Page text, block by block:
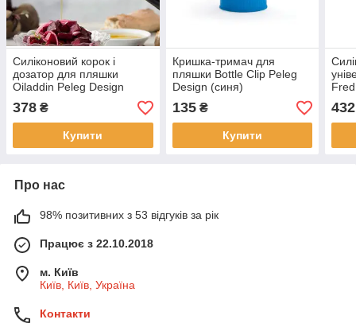
Силіконовий корок і
дозатор для пляшки
Oiladdin Peleg Design
378 ₴
Купити
Кришка-тримач для
пляшки Bottle Clip Peleg
Design (синя)
135₴
Купити
432
Про нас
98% позитивних з 53 відгуків за рік
Працює з 22.10.2018
м. Київ
Київ, Київ, Україна
Контакти